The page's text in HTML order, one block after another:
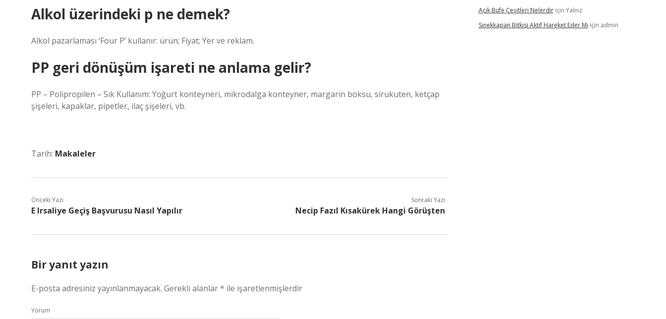
Alkol üzerindeki p ne demek?
Alkol pazarlaması ‘Four P’ kullanır: ürün; Fiyat; Yer ve reklam.
PP geri dönüşüm işareti ne anlama gelir?
PP – Polipropilen – Sık Kullanım: Yoğurt konteyneri, mikrodalga konteyner, margarin boksu, sirukuten, ketçap
şişeleri, kapaklar, pipetler, ilaç şişeleri, vb.
Tarih: Makaleler
Önceki Yazı
E Irsaliye Geçiş Başvurusu Nasıl Yapılır
Sonraki Yazı
Necip Fazıl Kısakürek Hangi Görüşten
Bir yanıt yazın
E-posta adresiniz yayınlanmayacak. Gerekli alanlar* ile işaretlenmişlerdir
Yorum
Açık Büfe Çeşitleri Nelerdiriçin Yalnız
Sinekkapan Bitkisi Aktif Hareket Eder Mi için admin